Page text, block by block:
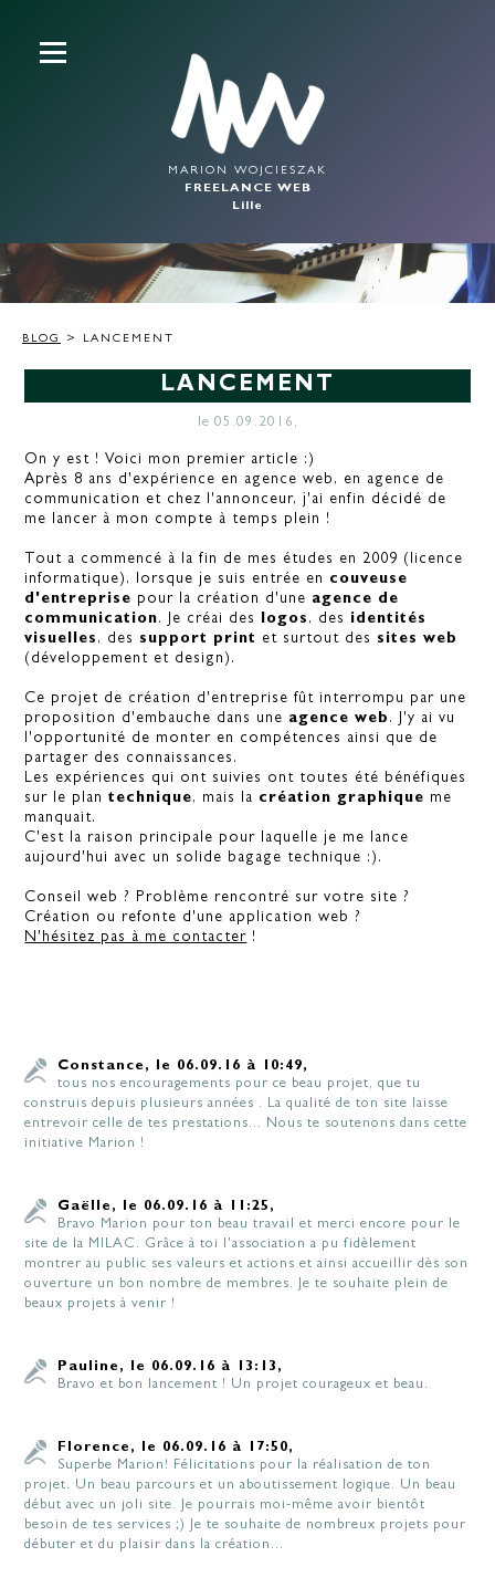
MARION WOJCIESZAK
FREELANCE WEB
Lille
BLOG > LANCEMENT
LANCEMENT
le 05.09.2016,
On y est ! Voici mon premier article :)
Après 8 ans d'expérience en agence web, en agence de
communication et chez l'annonceur, j'ai enfin décidé de
me lancer à mon compte à temps plein !
Tout a commencé à la fin de mes études en 2009 (licence
informatique), lorsque je suis entrée en couveuse
d'entreprise pour la création d'une agence de
communication. Je créai des logos , des identités
visuelles , des support print et surtout des sites web
(développement et design).
Ce projet de création d'entreprise fût interrompu par une
proposition d'embauche dans une agence web . J'y ai vu
l'opportunité de monter en compétences ainsi que de
partager des connaissances.
Les expériences qui ont suivies ont toutes été bénéfiques
sur le plantechnique, mais la création graphique me
manquait.
C'est la raison principale pour laquelle je me lance
aujourd'hui avec un solide bagage technique :).
Conseil web ? Problème rencontré sur votre site ?
Création ou refonte d'une application web ?
N'hésitez pas à me contacter !
Constance, le 06.09.16 à 10:49,
tous nos encouragements pour ce beau projet, que tu
construis depuis plusieurs années . La qualité de ton site laisse
entrevoir celle de tes prestations... Nous te soutenons dans cette
initiative Marion !
Gaëlle, le 06.09.16 à 11:25,
Bravo Marion pour ton beau travail et merci encore pour le
site de la MILAC. Grâce à toi l'association a pu fidèlement
montrer au public ses valeurs et actions et ainsi accueillir dès son
ouverture un bon nombre de membres. Je te souhaite plein de
beaux projets à venir !
Pauline, le 06.09.16 à 13:13,
Bravo et bon lancement ! Un projet courageux et beau.
Florence, le 06.09.16 à 17:50,
Superbe Marion! Félicitations pour la réalisation de ton
projet. Un beau parcours et un aboutissement logique. Un beau
début avec un joli site. Je pourrais moi-même avoir bientôt
besoin de tes services ;) Je te souhaite de nombreux projets pour
débuter et du plaisir dans la création...